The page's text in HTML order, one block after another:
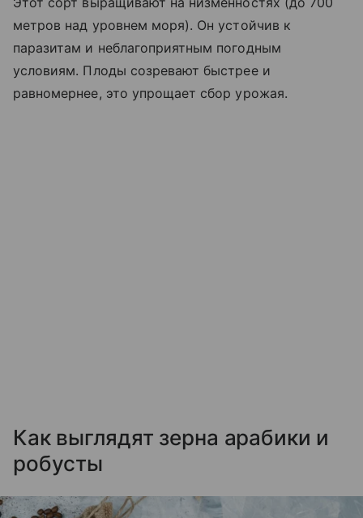
метров над уровнем моря). Он устойчив к
паразитам и неблагоприятным погодным
условиям. Плоды созревают быстрее и
равномернее, это упрощает сбор урожая.
Как выглядят зерна арабики и
робусты